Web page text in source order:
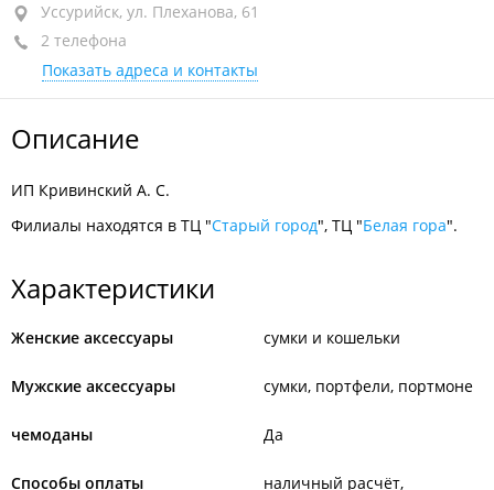
Уссурийск, ул. Плеханова, 61
2 телефона
Показать адреса и контакты
Описание
ИП Кривинский А. С.
Филиалы находятся в ТЦ "Старый город", ТЦ "Белая гора".
Характеристики
Женские аксессуары сумки и кошельки
Мужские аксессуары сумки, портфели, портмоне
чемоданы Да
Способы оплаты
наличный расчёт